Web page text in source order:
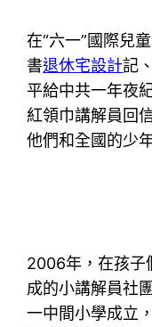
在“六一”國際兒
書退休宅設計記
平給中共一年夜
紅領巾講解員回
他們和全國的少
2006年，在孩子
成的小講解員社
一中間小學成立